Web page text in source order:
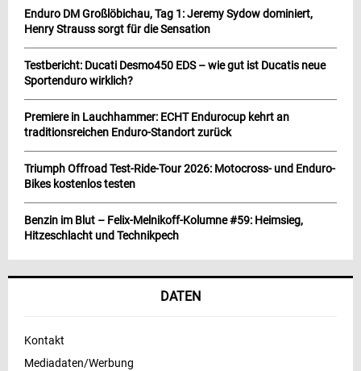
Enduro DM Großlöbichau, Tag 1: Jeremy Sydow dominiert,
Henry Strauss sorgt für die Sensation
Testbericht: Ducati Desmo450 EDS – wie gut ist Ducatis neue
Sportenduro wirklich?
Premiere in Lauchhammer: ECHT Endurocup kehrt an
traditionsreichen Enduro-Standort zurück
Triumph Offroad Test-Ride-Tour 2026: Motocross- und Enduro-
Bikes kostenlos testen
Benzin im Blut – Felix-Melnikoff-Kolumne #59: Heimsieg,
Hitzeschlacht und Technikpech
DATEN
Kontakt
Mediadaten/Werbung